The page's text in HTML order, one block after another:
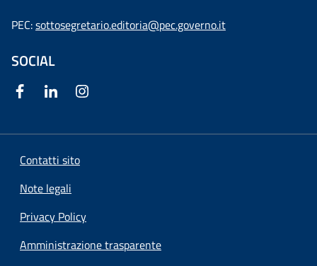
PEC:sottosegretario.editoria@pec.governo.it
SOCIAL
Contatti sito
Note legali
Privacy Policy
Amministrazione trasparente